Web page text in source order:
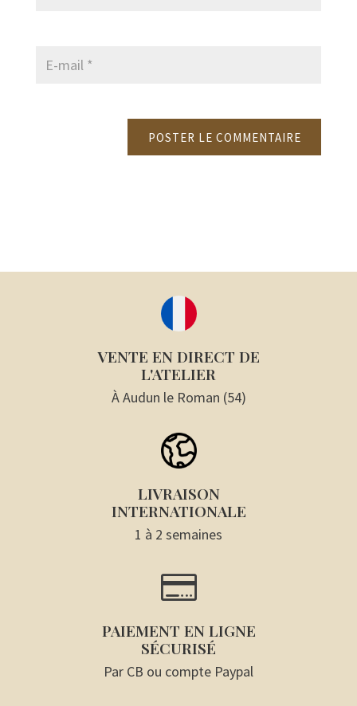
VENTE EN DIRECT DE
L'ATELIER
À Audun le Roman (54)
LIVRAISON
INTERNATIONALE
1 à 2 semaines

PAIEMENT EN LIGNE
SÉCURISÉ
Par CB ou compte Paypal